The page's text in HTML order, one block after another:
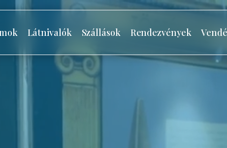
Látnivalók Szállások Rendezvények